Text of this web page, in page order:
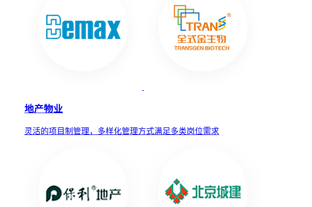
地产物业
灵活的项目制管理，多样化管理方式满足多类岗位需求